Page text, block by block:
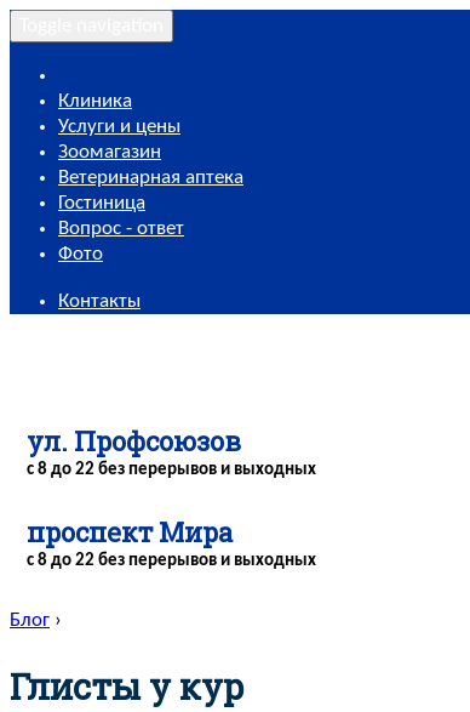
Клиника
Услуги и цены
Зоомагазин
Ветеринарная аптека
Гостиница
Вопрос - ответ
Фото
Контакты
ул. Профсоюзов
с 8 до 22 без перерывов и выходных
проспект Мира
с 8 до 22 без перерывов и выходных
Блог ›
Глисты у кур